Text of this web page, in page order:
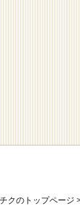
クのトップページ